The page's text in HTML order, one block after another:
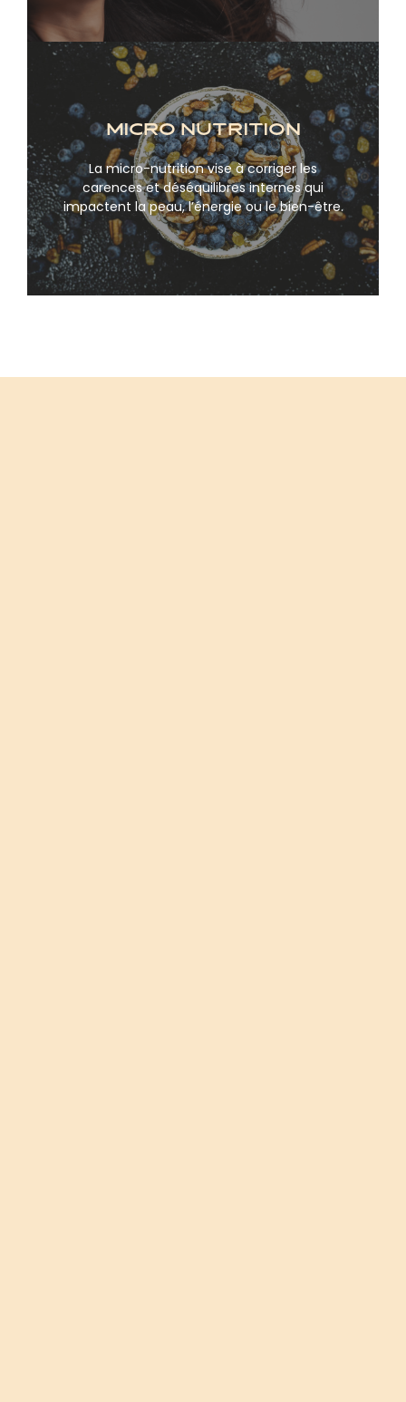
micro nutrition
La micro-nutrition vise à corriger les
carences et déséquilibres internes qui
impactent la peau, l’énergie ou le bien-être.
En savoir plus